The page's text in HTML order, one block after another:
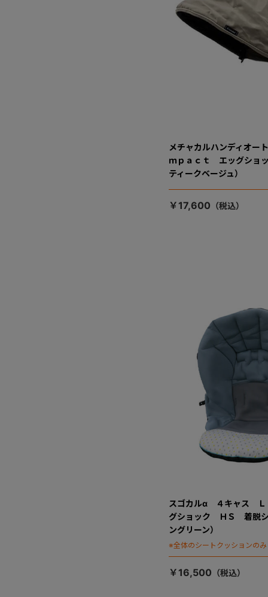
メチャカルハンディオー
ｍｐａｃｔ エッグショ
ティークベージュ）
￥17,600
スゴカルα ４キャス
グショック ＨＳ 着脱シ
ングリーン）
※全体のシートクッションの
￥16,500